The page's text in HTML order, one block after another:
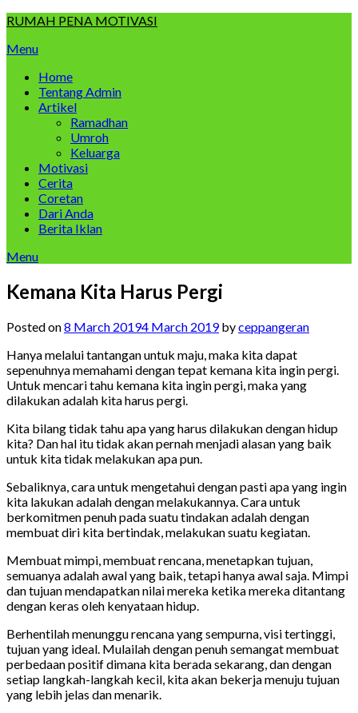
Skip
content
RUMAH PENA MOTIVASI
Menu
Home
Tentang Admin
Artikel
Ramadhan
Umroh
Keluarga
Motivasi
Cerita
Coretan
Dari Anda
Berita Iklan
Menu
Kemana Kita Harus Pergi
Posted on8 March 20194 March 2019byceppangeran
Hanya melalui tantangan untuk maju, maka kita dapat
sepenuhnya memahami dengan tepat kemana kita ingin pergi.
Untuk mencari tahu kemana kita ingin pergi, maka yang
dilakukan adalah kita harus pergi.
Kita bilang tidak tahu apa yang harus dilakukan dengan hidup
kita? Dan hal itu tidak akan pernah menjadi alasan yang baik
untuk kita tidak melakukan apa pun.
Sebaliknya, cara untuk mengetahui dengan pasti apa yang ingin
kita lakukan adalah dengan melakukannya. Cara untuk
berkomitmen penuh pada suatu tindakan adalah dengan
membuat diri kita bertindak, melakukan suatu kegiatan.
Membuat mimpi, membuat rencana, menetapkan tujuan,
semuanya adalah awal yang baik, tetapi hanya awal saja. Mimpi
dan tujuan mendapatkan nilai mereka ketika mereka ditantang
dengan keras oleh kenyataan hidup.
Berhentilah menunggu rencana yang sempurna, visi tertinggi,
tujuan yang ideal. Mulailah dengan penuh semangat membuat
perbedaan positif dimana kita berada sekarang, dan dengan
setiap langkah-langkah kecil, kita akan bekerja menuju tujuan
yang lebih jelas dan menarik.